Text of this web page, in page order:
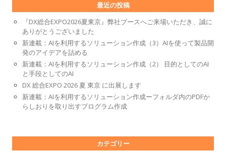
最近の投稿
『DX総合EXPO2026夏東京』弊社ブースへご来場いただき、誠に
ありがとうございました
新連載：AIを利用するソリューション作成（3）AIを使って製品開
発のアイデアを詰める
新連載：AIを利用するソリューション作成（2） 目的としてのAI
と手段としてのAI
DX 総合EXPO 2026 夏 東京 に出展します
新連載：AIを利用するソリューション作成ーフォルダ内のPDFか
らしおりを取り出すプログラム作成
カテゴリー